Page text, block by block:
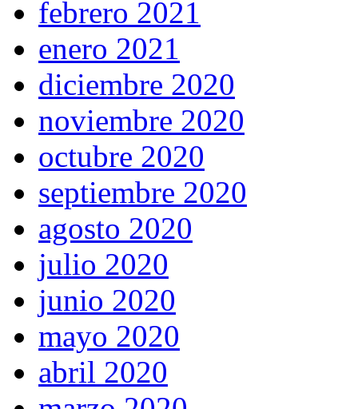
febrero 2021
enero 2021
diciembre 2020
noviembre 2020
octubre 2020
septiembre 2020
agosto 2020
julio 2020
junio 2020
mayo 2020
abril 2020